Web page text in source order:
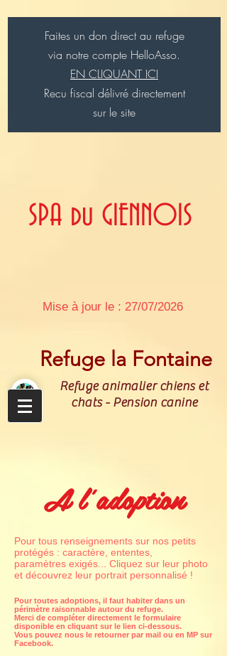
Faites un don direct au refuge
via notre compte HelloAsso.
EN CLIQUANT ICI
Recu fiscal délivré directement
sur le site
SPA du GIENNOIS
Mise à jour le : 27/07/2026
Refuge la Fontaine
Refuge animalier chiens et
chats - Pension canine
A l'adoption
Pour tous renseignements sur nos petits
protégés : caractère, ententes,
paramètres exigés... Cliquez sur leur photo
et découvrez leur portrait personnalisé !
Pour toutes adoptions, il faut habiter dans un
périmètre raisonnable autour du refuge.
Merci de compléter directement le formulaire
disponible en cliquant sur le lien ci-dessous.
Vous pouvez nous le retourner par mail ou en MP sur
Facebook.